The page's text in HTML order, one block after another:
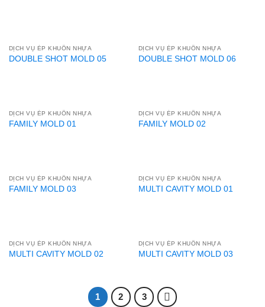
DỊCH VỤ ÉP KHUÔN NHỰA
DOUBLE SHOT MOLD 05
DỊCH VỤ ÉP KHUÔN NHỰA
DOUBLE SHOT MOLD 06
DỊCH VỤ ÉP KHUÔN NHỰA
FAMILY MOLD 01
DỊCH VỤ ÉP KHUÔN NHỰA
FAMILY MOLD 02
DỊCH VỤ ÉP KHUÔN NHỰA
FAMILY MOLD 03
DỊCH VỤ ÉP KHUÔN NHỰA
MULTI CAVITY MOLD 01
DỊCH VỤ ÉP KHUÔN NHỰA
MULTI CAVITY MOLD 02
DỊCH VỤ ÉP KHUÔN NHỰA
MULTI CAVITY MOLD 03
1 2 3